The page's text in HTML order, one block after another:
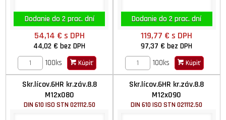
Dodanie do 2 prac. dní
54,14 € s DPH
44,02 €bez DPH
100ks
Kúpiť
Dodanie do 2 prac. dní
119,77 €s DPH
97,37 €bez DPH
100ks
Kúpiť
Skr.lícov.6HR kr.záv.8.8
M12x080
DIN 610 ISO STN 021112.50
Skr.lícov.6HR kr.záv.8.8
M12x090
DIN 610 ISO STN 021112.50